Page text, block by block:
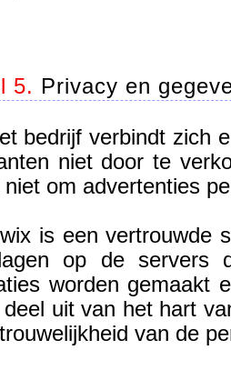
5. Privacy en
bedrijf verbindt zich
niet door te
om advertenties
is een vertrouwde
op de servers
worden gemaakt
uit van het hart
van de